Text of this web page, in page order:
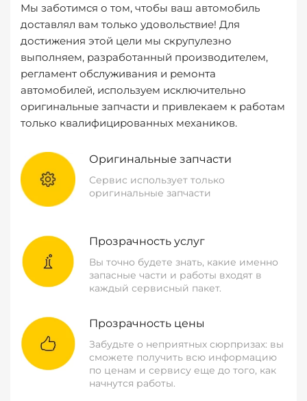
Мы заботимся о том, чтобы ваш автомобиль
доставлял вам только удовольствие! Для
достижения этой цели мы скрупулезно
выполняем, разработанный производителем,
регламент обслуживания и ремонта
автомобилей, используем исключительно
оригинальные запчасти и привлекаем к работам
только квалифицированных механиков.
Оригинальные запчасти
Сервис использует только
оригинальные запчасти
Прозрачность услуг
Вы точно будете знать, какие именно
запасные части и работы входят в
каждый сервисный пакет.
Прозрачность цены
Забудьте о неприятных сюрпризах: вы
сможете получить всю информацию
по ценам и сервису еще до того, как
начнутся работы.